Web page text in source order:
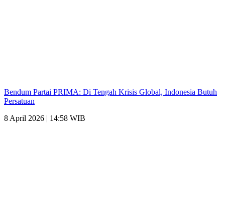
Bendum Partai PRIMA: Di Tengah Krisis Global, Indonesia Butuh
Persatuan
8 April 2026 | 14:58 WIB